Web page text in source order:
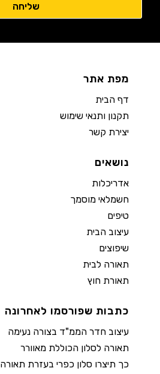
מפת אתר
דף הבית
תקנון ותנאי שימוש
יצירת קשר
נושאים
אדריכלות
חשמלאי מוסמך
טיפים
עיצוב הבית
שיפוצים
תאורה לבית
תאורת חוץ
כתבות שפורסמו לאחרונה
עיצוב חדר הממ"ד בצורה נעימה
תאורה לסלון הכוללת מאוורר
כך תיצרו סלון כפרי בעזרת תאורה